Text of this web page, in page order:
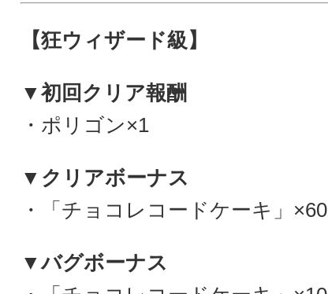
【狂ウィザード級】
▼初回クリア報酬
・ポリゴン×1
▼クリアボーナス
・「チョコレコードケーキ」×60
▼バグボーナス